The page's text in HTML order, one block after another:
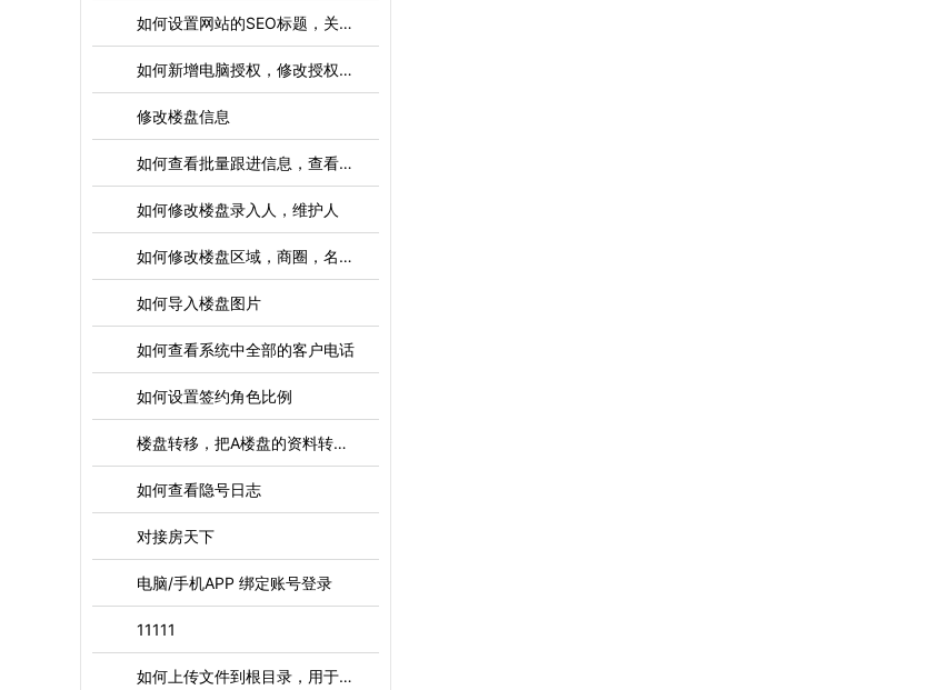
如何设置网站的SEO标题，关键词，描述等
如何新增电脑授权，修改授权，删除授权
修改楼盘信息
如何查看批量跟进信息，查看全部跟进，删除全部跟进
如何修改楼盘录入人，维护人
如何修改楼盘区域，商圈，名称，地址，排序资料等
如何导入楼盘图片
如何查看系统中全部的客户电话
如何设置签约角色比例
楼盘转移，把A楼盘的资料转移到B楼盘
如何查看隐号日志
对接房天下
电脑/手机APP 绑定账号登录
11111
如何上传文件到根目录，用于微信认证，百度认证等文件